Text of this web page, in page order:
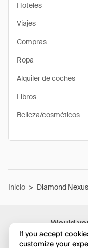
Would
Hoteles
Viajes
Compras
Ropa
Alquiler de coches
Libros
Belleza/cosméticos
Inicio > Diamond Nexus
If you accept
customize your